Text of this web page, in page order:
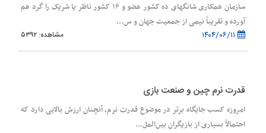
سازمان همکاری شانگهای ده کشور عضو و ۱۶ کشور ناظر یا شریک را گرد هم
آورده و تقریباً نیمی از جمعیت جهان و س...
مشاهده: ۵۳۹۲
قدرت نرم چین و صنعت بازی
امروزه کسب جایگاه برتر در موضوع قدرت نرم، آنچنان ارزش بالایی دارد که
احتمالاً بسیاری از بازیگران بین‌المل...